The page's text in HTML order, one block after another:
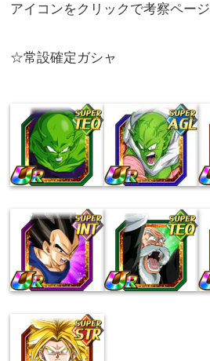
アイコンをクリックで考察ページ
☆常設確定ガシャ